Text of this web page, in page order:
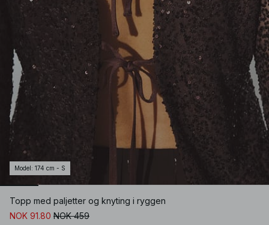
Model : 174 cm - S
Topp med paljetter og knyting i ryggen
NOK 91.80 NOK 459